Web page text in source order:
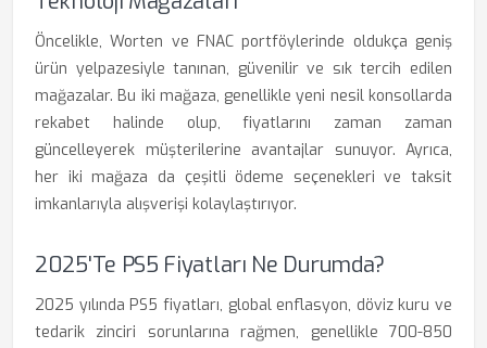
Öncelikle, Worten ve FNAC portföylerinde oldukça geniş
ürün yelpazesiyle tanınan, güvenilir ve sık tercih edilen
mağazalar. Bu iki mağaza, genellikle yeni nesil konsollarda
rekabet halinde olup, fiyatlarını zaman zaman
güncelleyerek müşterilerine avantajlar sunuyor. Ayrıca,
her iki mağaza da çeşitli ödeme seçenekleri ve taksit
imkanlarıyla alışverişi kolaylaştırıyor.
2025'te PS5 Fiyatları Ne Durumda?
2025 yılında PS5 fiyatları, global enflasyon, döviz kuru ve
tedarik zinciri sorunlarına rağmen, genellikle 700-850